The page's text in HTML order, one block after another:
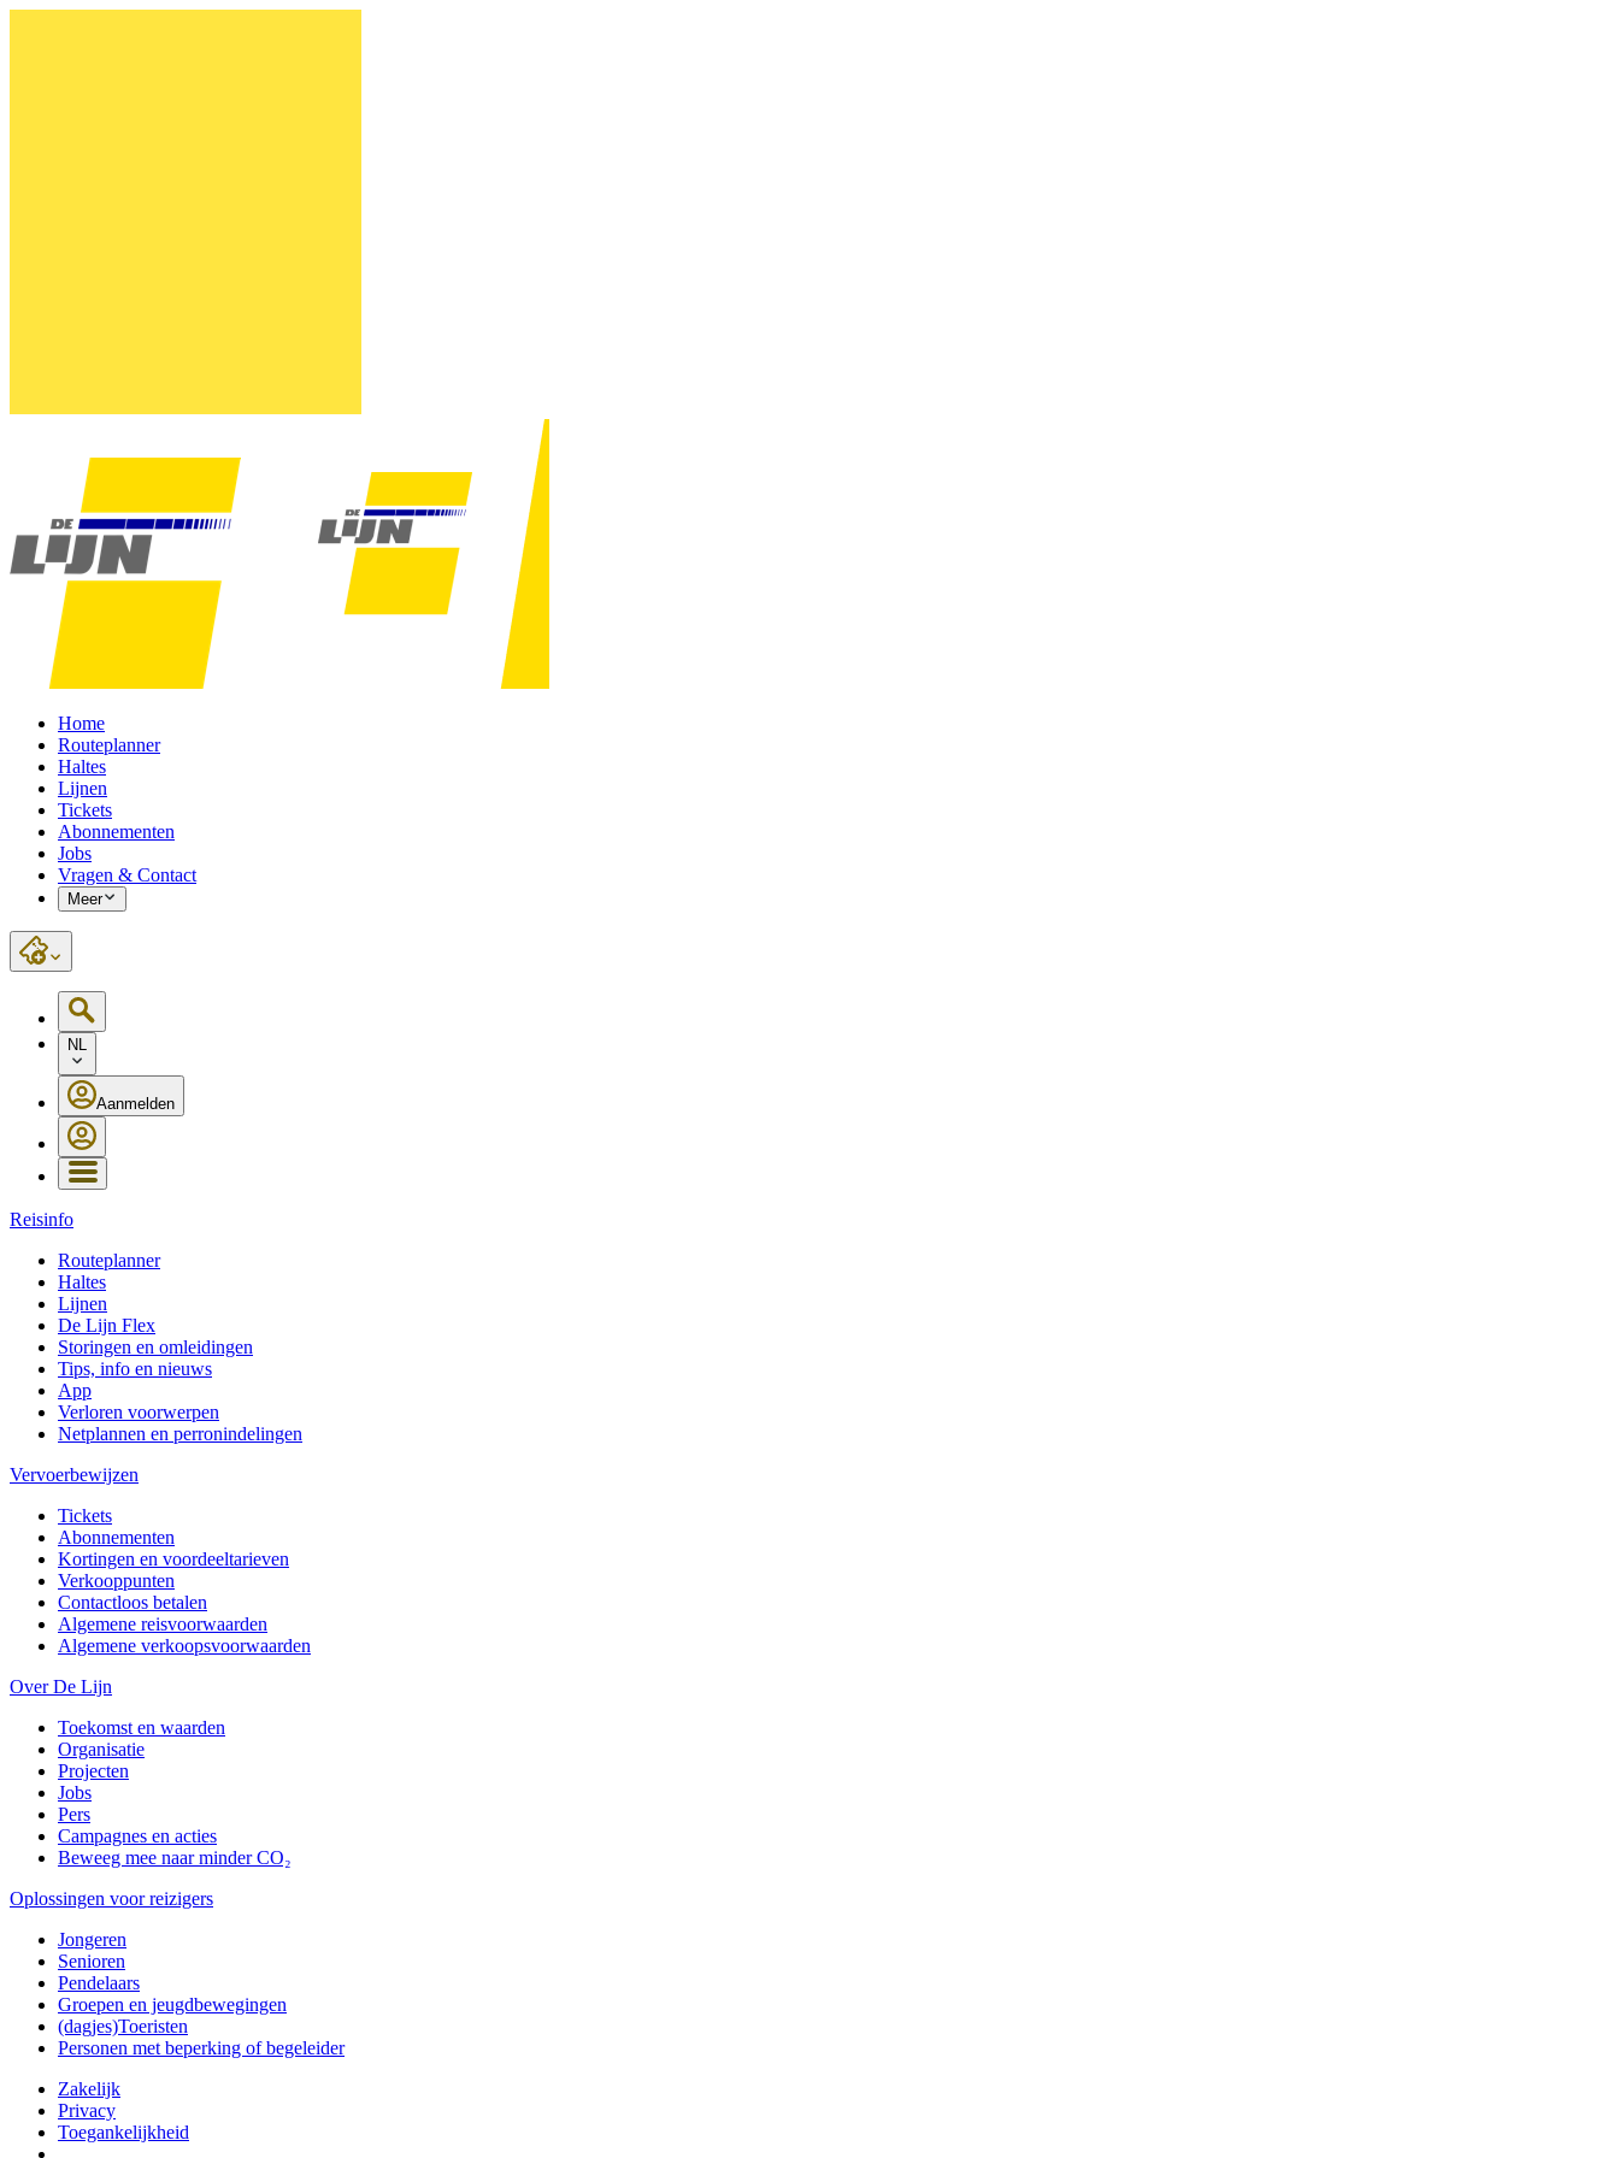
Home
Routeplanner
Haltes
Lijnen
Tickets
Abonnementen
Jobs
Vragen & Contact
Meer
NL
Aanmelden
Reisinfo
Routeplanner
Haltes
Lijnen
De Lijn Flex
Storingen en omleidingen
Tips, info en nieuws
App
Verloren voorwerpen
Netplannen en perronindelingen
Vervoerbewijzen
Tickets
Abonnementen
Kortingen en voordeeltarieven
Verkooppunten
Contactloos betalen
Algemene reisvoorwaarden
Algemene verkoopsvoorwaarden
Over De Lijn
Toekomst en waarden
Organisatie
Projecten
Jobs
Pers
Campagnes en acties
Beweeg mee naar minder CO₂
Oplossingen voor reizigers
Jongeren
Senioren
Pendelaars
Groepen en jeugdbewegingen
(dagjes)Toeristen
Personen met beperking of begeleider
Zakelijk
Privacy
Toegankelijkheid